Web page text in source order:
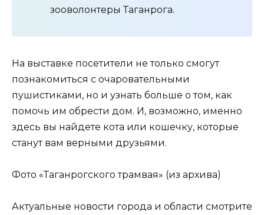
зооволонтеры Таганрога.
На выставке посетители не только смогут
познакомиться с очаровательными
пушистиками, но и узнать больше о том, как
помочь им обрести дом. И, возможно, именно
здесь вы найдете кота или кошечку, которые
станут вам верными друзьями.
Фото «Таганрогского трамвая» (из архива)
Актуальные новости города и области смотрите